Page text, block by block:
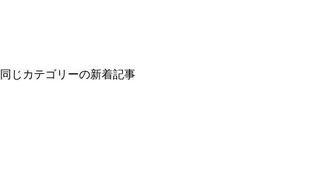
同じカテゴリーの新着記事